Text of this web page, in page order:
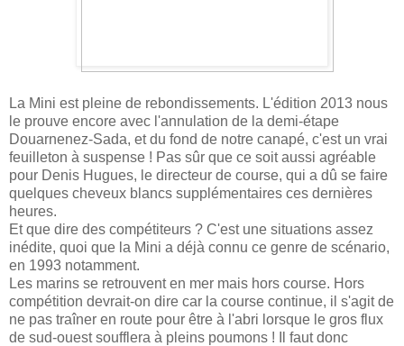
La Mini est pleine de rebondissements. L'édition 2013 nous
le prouve encore avec l'annulation de la demi-étape
Douarnenez-Sada, et du fond de notre canapé, c'est un vrai
feuilleton à suspense ! Pas sûr que ce soit aussi agréable
pour Denis Hugues, le directeur de course, qui a dû se faire
quelques cheveux blancs supplémentaires ces dernières
heures.
Et que dire des compétiteurs ? C'est une situations assez
inédite, quoi que la Mini a déjà connu ce genre de scénario,
en 1993 notamment.
Les marins se retrouvent en mer mais hors course. Hors
compétition devrait-on dire car la course continue, il s'agit de
ne pas traîner en route pour être à l'abri lorsque le gros flux
de sud-ouest soufflera à pleins poumons ! Il faut donc